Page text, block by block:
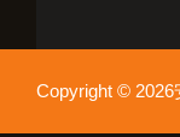
Copyright ©